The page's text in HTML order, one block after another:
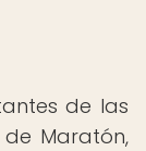
de las
Maratón,